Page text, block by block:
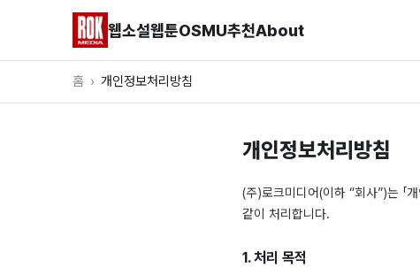
웹소설웹툰OSMU추천About
홈 › 개인정보처리방침
개인정보처리방침
(주)로크미디어(이하 “회사”)는 「
같이 처리합니다.
1. 처리 목적